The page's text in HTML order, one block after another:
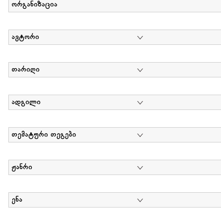
ორგანიზაცია
ავტორი
თარიღი
ადგილი
თემატური თეგები
ჟანრი
ენა